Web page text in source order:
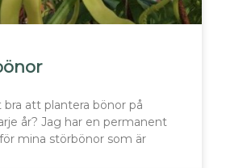
bra att plantera bönor på
år? Jag har en permanent
mina störbönor som är